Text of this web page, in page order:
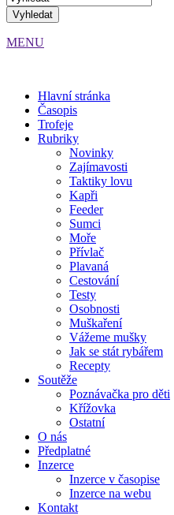
MENU
Hlavní stránka
Časopis
Trofeje
Rubriky
Novinky
Zajímavosti
Taktiky lovu
Kapři
Feeder
Sumci
Moře
Přívlač
Plavaná
Cestování
Testy
Osobnosti
Muškaření
Vážeme mušky
Jak se stát rybářem
Recepty
Soutěže
Poznávačka pro děti
Křížovka
Ostatní
O nás
Předplatné
Inzerce
Inzerce v časopise
Inzerce na webu
Kontakt